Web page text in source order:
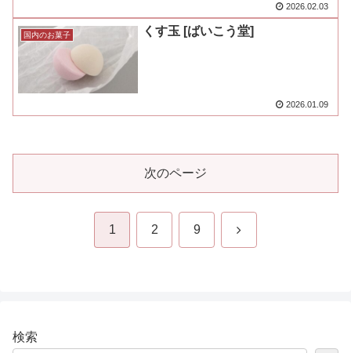
2026.02.03
国内のお菓子 くす玉 [ばいこう堂]
2026.01.09
次のページ
1 2 9 次
検索